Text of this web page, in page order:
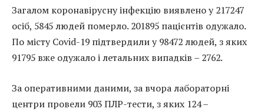
Загалом коронавірусну інфекцію виявлено у 217247
осіб, 5845 людей померло. 201895 пацієнтів одужало.
По місту Covid-19 підтвердили у 98472 людей, з яких
91795 вже одужало і летальних випадків – 2762.
За оперативними даними, за вчора лабораторні
центри провели 903 ПЛР-тести, з яких 124 –